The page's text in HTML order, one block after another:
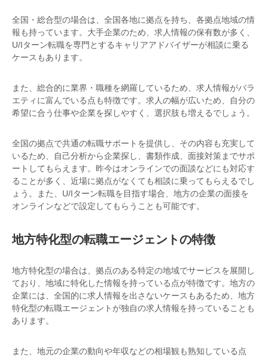
全国・総合型の場合は、全国各地に拠点を持ち、各拠点地域の情
報も持っています。大手企業のため、求人情報の保有数が多く、
U/Iターン転職を専門とするキャリアアドバイザーが相談に乗る
ケースもあります。
また、総合的に業界・職種を網羅しているため、求人情報がバラ
エティに富んでいる点も特徴です。求人の幅が広いため、自分の
希望に合う仕事や企業を探しやすく、選択肢も増えるでしょう。
全国の拠点で共通の転職サポートを提供し、その内容も充実して
いるため、自己分析から企業探し、書類作成、面接対策までサポ
ートしてもらえます。昨今はオンラインでの面談などにも対応す
ることが多く、近場に拠点がなくても相談に乗ってもらえるでし
ょう。また、U/Iターン転職を目指す場合、地方の企業の面接を
オンラインなどで設定してもらうことも可能です。
地方特化型の転職エージェントの特徴
地方特化型の場合は、拠点のある特定の地域でサービスを展開し
ており、地域に特化した情報を持っている点が特徴です。地方の
企業には、全国的に求人情報を出さないケースもあるため、地方
特化型の転職エージェントが独自の求人情報を持っていることも
あります。
また、地元の企業の動向や年収などの相場観も熟知している点